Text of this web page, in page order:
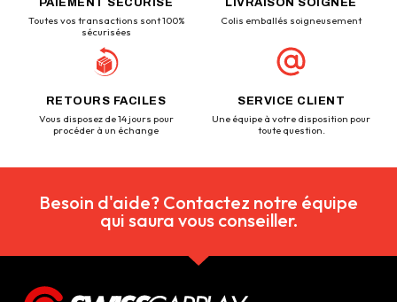
Toutes vos transactions sont 100%
sécurisées
Colis emballés soigneusement
RETOURS FACILES
Vous disposez de 14 jours pour
procéder à un échange
SERVICE CLIENT
Une équipe à votre disposition pour
toute question.
Besoin d'aide? Contactez notre équipe
qui saura vous conseiller.